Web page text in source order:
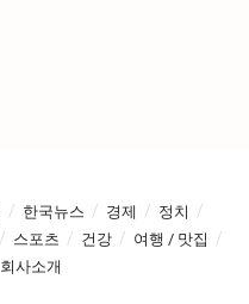
한국뉴스 경제
정치
스포츠 건강
여행 / 맛집
회사소개